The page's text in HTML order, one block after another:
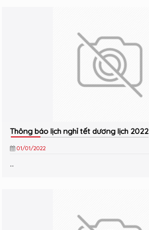
Thông báo lịch nghỉ tết dương lịch 2022
01/01/2022
..